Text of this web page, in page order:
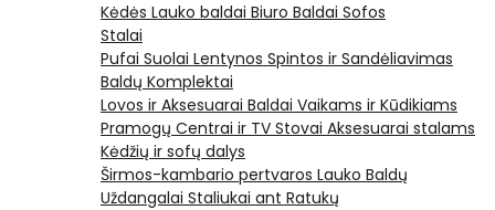
Kėdės Lauko baldai Biuro Baldai Sofos
Stalai
Pufai Suolai Lentynos Spintos ir Sandėliavimas
Baldų Komplektai
Lovos ir Aksesuarai Baldai Vaikams ir Kūdikiams
Pramogų Centrai ir TV Stovai Aksesuarai stalams
Kėdžių ir sofų dalys
Širmos-kambario pertvaros Lauko Baldų
Uždangalai Staliukai ant Ratukų